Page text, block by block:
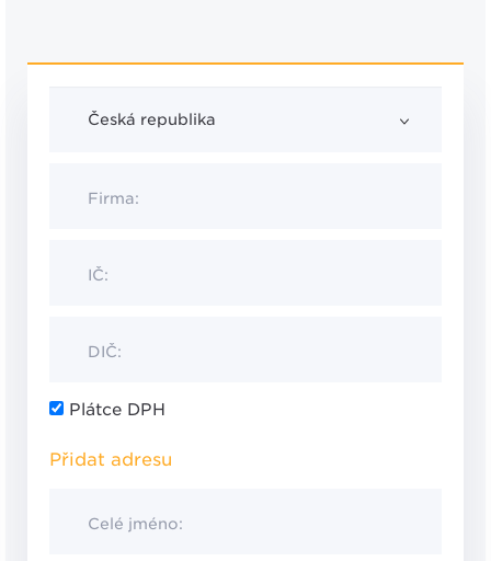
Česká republika
Firma:
IČ:
DIČ:
Plátce DPH
Přidat adresu
Celé jméno: